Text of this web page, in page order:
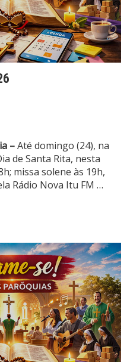
–Até domingo (24), na
de Santa Rita, nesta
missa solene às 19h,
Rádio Nova Itu FM …